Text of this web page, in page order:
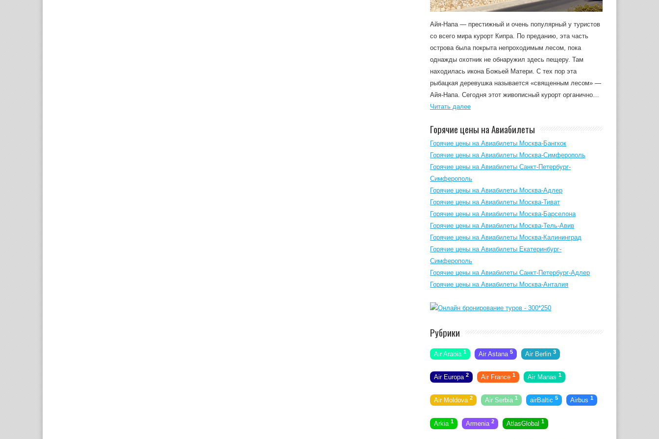
Айя-Напа — престижный и очень популярный у туристов
со всего мира курорт Кипра. По преданию, эта часть
острова была покрыта непроходимым лесом, пока
однажды охотник не обнаружил здесь пещеру. Там
находилась икона Божьей Матери. С тех пор эта
рыбацкая деревушка называется «священным лесом» —
Айя-Напа. Сегодня этот живописный курорт органично…
Читать далее
Горячие цены на Авиабилеты
Горячие цены на Авиабилеты Москва-Бангкок
Горячие цены на Авиабилеты Москва-Симферополь
Горячие цены на Авиабилеты Санкт-Петербург-
Симферополь
Горячие цены на Авиабилеты Москва-Адлер
Горячие цены на Авиабилеты Москва-Тиват
Горячие цены на Авиабилеты Москва-Барселона
Горячие цены на Авиабилеты Москва-Тель-Авив
Горячие цены на Авиабилеты Москва-Калининград
Горячие цены на Авиабилеты Екатеринбург-
Симферополь
Горячие цены на Авиабилеты Санкт-Петербург-Адлер
Горячие цены на Авиабилеты Москва-Анталия
Рубрики
Air Arabia 1 Air Astana 5 Air Berlin 3
Air Europa 2 Air France 1 Air Manas 1
Air Moldova 2 Air Serbia 1 airBaltic 5 Airbus 1
Arkia 1 Armenia 2 AtlasGlobal 1